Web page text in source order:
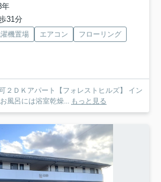
年
31分
機置場 エアコン
フローリング
ＤＫアパート【フォレストヒルズ】 イン
ターネット使用料無料(^^)/ お風呂には浴室乾燥...
もっと見る